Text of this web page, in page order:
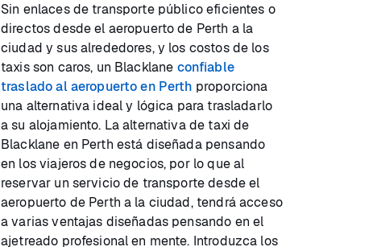
Sin enlaces de transporte público eficientes o
directos desde el aeropuerto de Perth a la
ciudad y sus alrededores, y los costos de los
taxis son caros, un Blacklane confiable
traslado al aeropuerto en Perth proporciona
una alternativa ideal y lógica para trasladarlo
a su alojamiento. La alternativa de taxi de
Blacklane en Perth está diseñada pensando
en los viajeros de negocios, por lo que al
reservar un servicio de transporte desde el
aeropuerto de Perth a la ciudad, tendrá acceso
a varias ventajas diseñadas pensando en el
ajetreado profesional en mente. Introduzca los